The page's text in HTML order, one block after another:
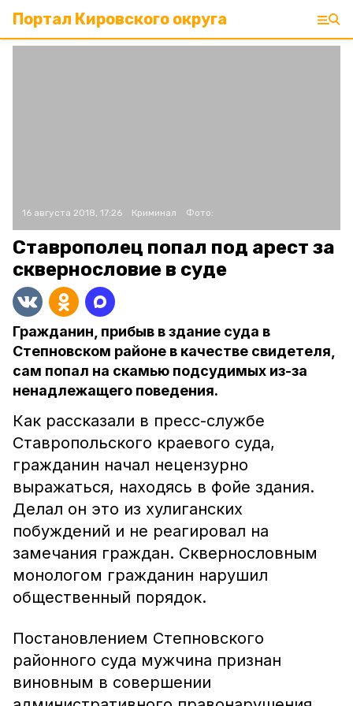
Портал Кировского округа
16 августа 2018, 17:26 Криминал Фото:
Ставрополец попал под арест за
сквернословие в суде
Гражданин, прибыв в здание суда в
Степновском районе в качестве свидетеля,
сам попал на скамью подсудимых из-за
ненадлежащего поведения.
Как рассказали в пресс-службе
Ставропольского краевого суда,
гражданин начал нецензурно
выражаться, находясь в фойе здания.
Делал он это из хулиганских
побуждений и не реагировал на
замечания граждан. Сквернословным
монологом гражданин нарушил
общественный порядок.
Постановлением Степновского
районного суда мужчина признан
виновным в совершении